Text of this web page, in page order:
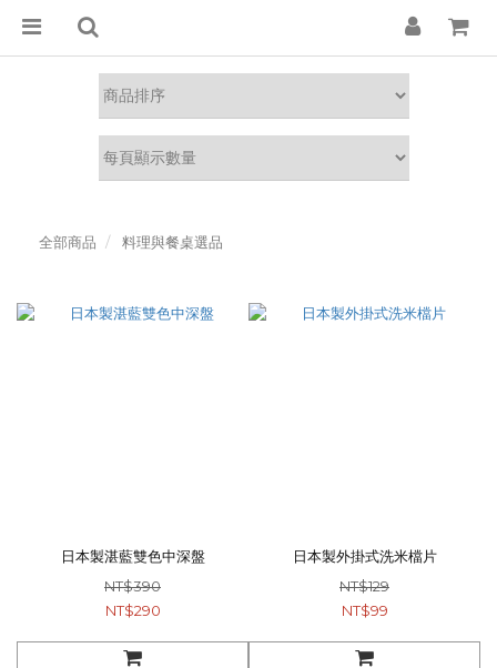
全部商品 料理與餐桌選品
日本製湛藍雙色中深盤
NT$390
NT$290
日本製外掛式洗米檔片
NT$129
NT$99